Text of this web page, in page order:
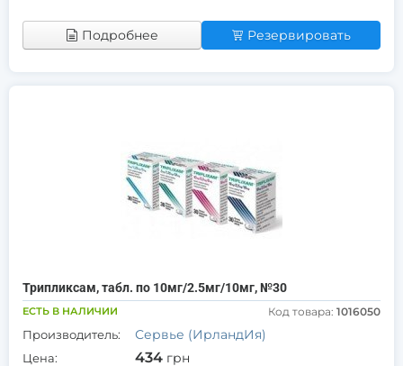
Подробнее Резервировать
Трипликсам, табл. по 10мг/2.5мг/10мг, №30
ЕСТЬ В НАЛИЧИИ Код товара: 1016050
Производитель: Сервье (ИрландИя)
Цена: 434 грн